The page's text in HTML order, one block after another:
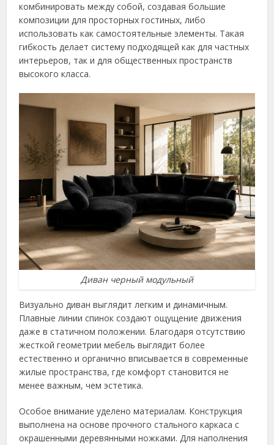
комбинировать между собой, создавая большие
композиции для просторных гостиных, либо
использовать как самостоятельные элементы. Такая
гибкость делает систему подходящей как для частных
интерьеров, так и для общественных пространств
высокого класса.
Диван черный модульный
Визуально диван выглядит легким и динамичным.
Плавные линии спинок создают ощущение движения
даже в статичном положении. Благодаря отсутствию
жесткой геометрии мебель выглядит более
естественно и органично вписывается в современные
жилые пространства, где комфорт становится не
менее важным, чем эстетика.
Особое внимание уделено материалам. Конструкция
выполнена на основе прочного стального каркаса с
окрашенными деревянными ножками. Для наполнения